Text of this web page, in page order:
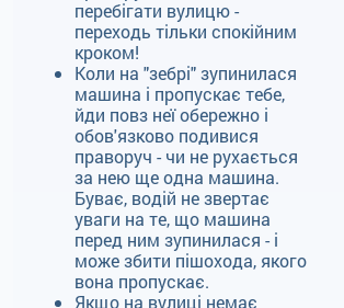
перебігати вулицю -
переходь тільки спокійним
кроком!
Коли на "зебрі" зупинилася
машина і пропускає тебе,
йди повз неї обережно і
обов'язково подивися
праворуч - чи не рухається
за нею ще одна машина.
Буває, водій не звертає
уваги на те, що машина
перед ним зупинилася - і
може збити пішохода, якого
вона пропускає.
Якщо на вулиці немає